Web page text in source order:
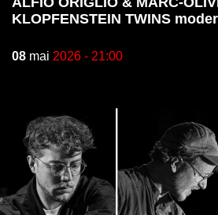
KLOPFENSTEIN TWINS
08 mai 2026 - 21:00